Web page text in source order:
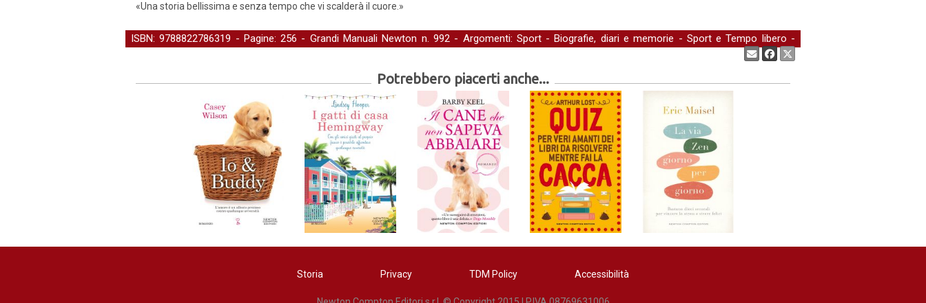
«Una storia bellissima e senza tempo che vi scalderà il cuore.»
ISBN: 9788822786319 - Pagine: 256 - Grandi Manuali Newton n. 992 - Argomenti: Sport-Biografie, diari e memorie - Sport e Tempo libero -
Potrebbero piacerti anche...
Storia Privacy TDM Policy Accessibilità